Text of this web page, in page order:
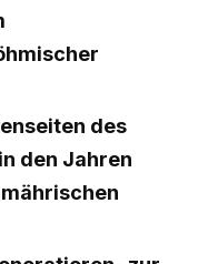
des
den Jahren
mährischen